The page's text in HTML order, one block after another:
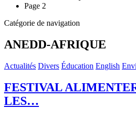
Page 2
Catégorie de navigation
ANEDD-AFRIQUE
Actualités Divers Éducation English
FESTIVAL
LES…